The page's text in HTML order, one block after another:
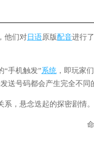
他们对日语原版配音进行
“手机触发”系统 ，即玩家
送号码都会产生完全不同
，悬念迭起的探密剧情。